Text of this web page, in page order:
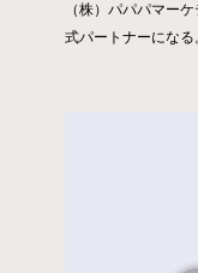
（株）パパパマー
式パートナーになる